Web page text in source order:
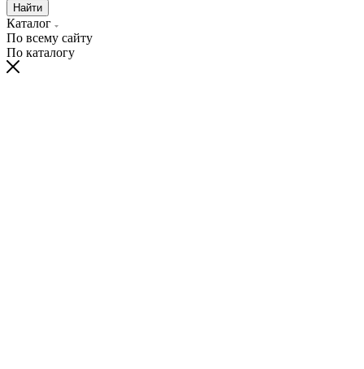
Найти
Каталог
По всему сайту
По каталогу